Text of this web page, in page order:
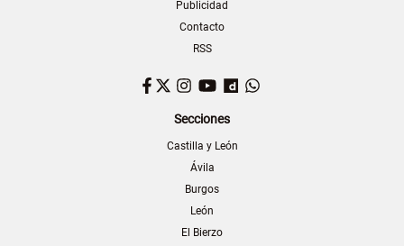
Publicidad
Contacto
RSS
Facebook
TwitterInstagram
YouTubeDailymotion
Secciones
Castilla y León
Ávila
Burgos
León
El Bierzo